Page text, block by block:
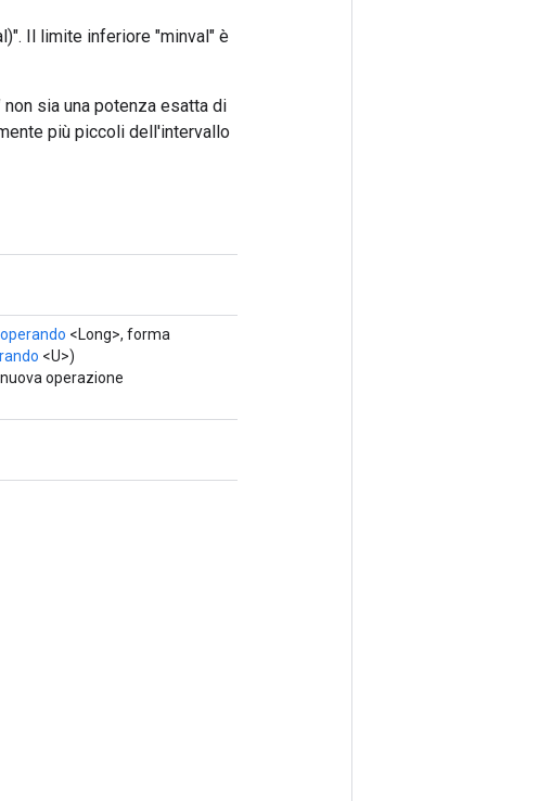
Il limite inferiore "minval" è
sia una potenza esatta di
più piccoli dell'intervallo
operando <Long>, forma
<U>)
operazione